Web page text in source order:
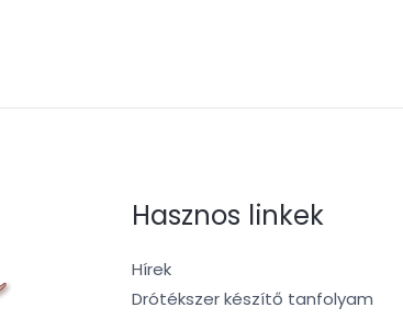
Hasznos linkek
Hírek
Drótékszer készítő tanfolyam